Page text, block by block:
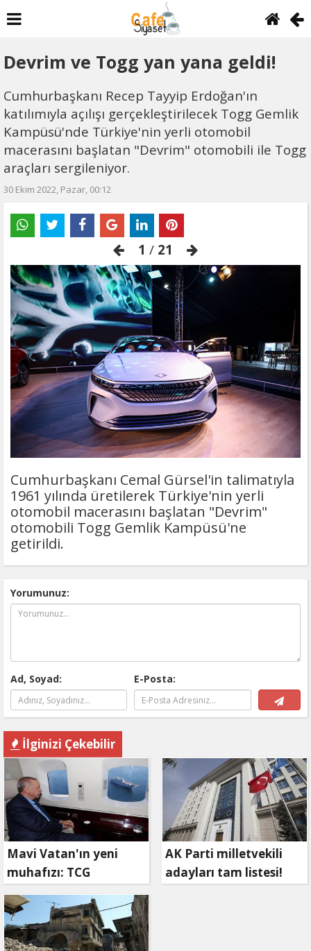
Devrim ve Togg yan yana geldi!
Cumhurbaşkanı Recep Tayyip Erdoğan'ın
katılımıyla açılışı gerçekleştirilecek Togg Gemlik
Kampüsü'nde Türkiye'nin yerli otomobil
macerasını başlatan "Devrim" otomobili ile Togg
araçları sergileniyor.
30 Ekim 2022, Pazar, 00:12
1 / 21
Cumhurbaşkanı Cemal Gürsel'in talimatıyla
1961 yılında üretilerek Türkiye'nin yerli
otomobil macerasını başlatan "Devrim"
otomobili Togg Gemlik Kampüsü'ne
getirildi.
Yorumunuz:
Ad, Soyad: E-Posta:
İlginizi Çekebilir
Mavi Vatan'ın yeni
muhafızı: TCG
Anadolu!
AK Parti milletvekili
adayları tam listesi!